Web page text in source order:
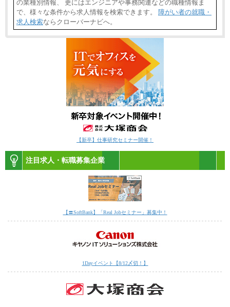
の業種別情報、 更にはエンジニアや事務関連などの職種情報ま
で、様々な条件から求人情報を検索できます。 障がい者の就職・
求人検索ならクローバーナビへ。
【新卒】仕事研究セミナー開催！
注目求人・転職募集企業
【〓SoftBank】「Real Jobセミナー」募集中！
1Dayイベント【8/12〆切！】